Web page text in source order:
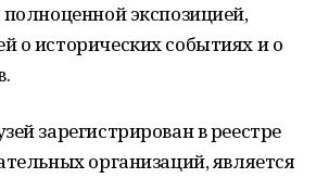
экспозицией,
о исторических событиях и о
зарегистрирован в реестре
организаций, является